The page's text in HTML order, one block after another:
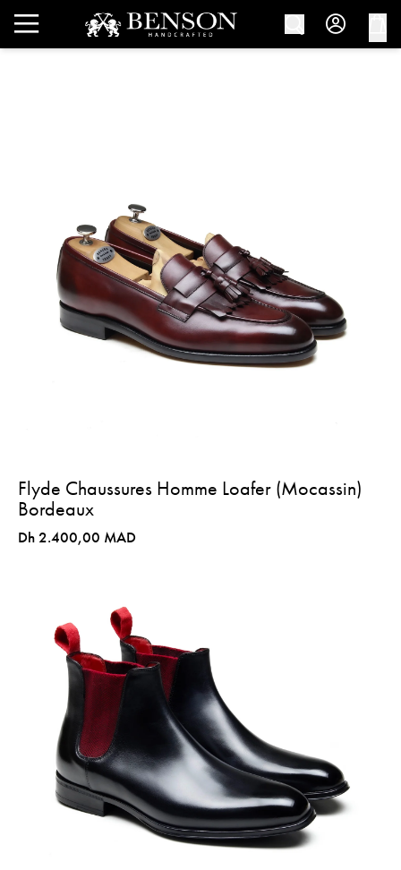
Flyde Chaussures Homme Loafer (Mocassin)
Bordeaux
Dh 2.400,00 MAD